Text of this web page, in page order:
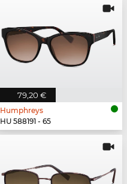
79,20 €
Humphreys
HU 588191 - 65